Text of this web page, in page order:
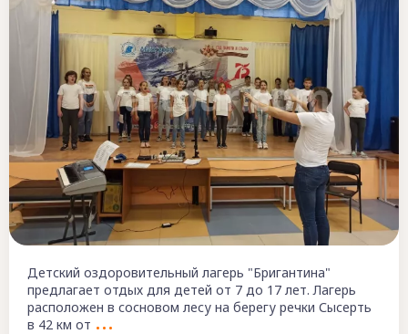
Детский оздоровительный лагерь "Бригантина"
предлагает отдых для детей от 7 до 17 лет. Лагерь
расположен в сосновом лесу на берегу речки Сысерть
в 42 км от